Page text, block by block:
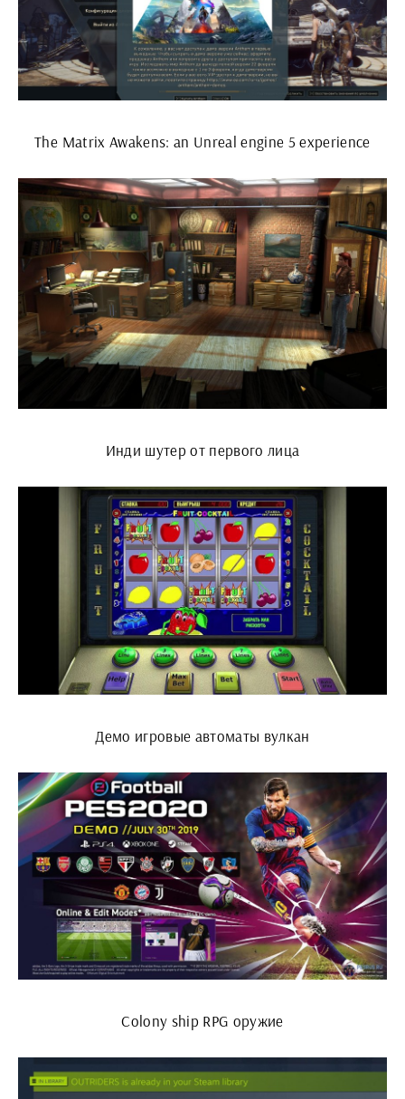
The Matrix Awakens: an Unreal engine 5 experience
Инди шутер от первого лица
Демо игровые автоматы вулкан
Colony ship RPG оружие